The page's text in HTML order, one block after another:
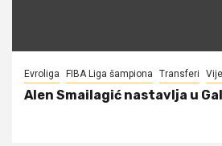
Evroliga FIBA Liga šampiona Transferi
Alen Smailagić nastavlja u